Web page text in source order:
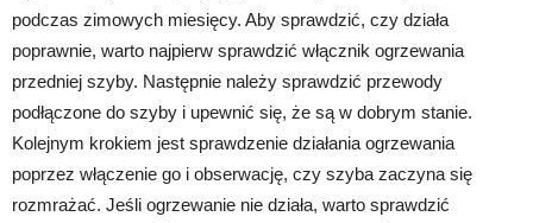
podczas zimowych miesięcy. Aby sprawdzić, czy działa
poprawnie, warto najpierw sprawdzić włącznik ogrzewania
przedniej szyby. Następnie należy sprawdzić przewody
podłączone do szyby i upewnić się, że są w dobrym stanie.
Kolejnym krokiem jest sprawdzenie działania ogrzewania
poprzez włączenie go i obserwację, czy szyba zaczyna się
rozmrażać. Jeśli ogrzewanie nie działa, warto sprawdzić